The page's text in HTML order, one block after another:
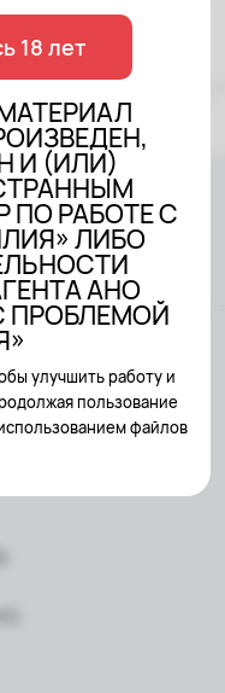
18 лет
И (ИЛИ)
ПО РАБОТЕ С
ЛИБО
АНО
ПРОБЛЕМОЙ
улучшить работу и
пользование
файлов
наших